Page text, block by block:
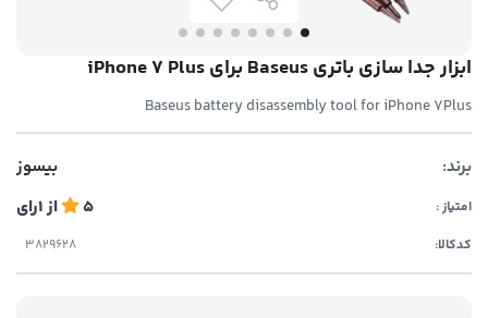
ابزار جدا سازی باتری Baseus برای iPhone 7 Plus
Baseus battery disassembly tool for iPhone 7Plus
برند: بیسوز
امتیاز : 5 از1رای
کدکالا: